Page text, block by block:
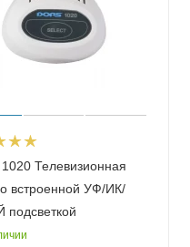
Телевизионная
встроенной УФ/ИК/